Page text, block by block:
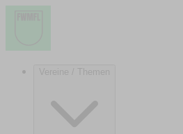
Vereine / Themen